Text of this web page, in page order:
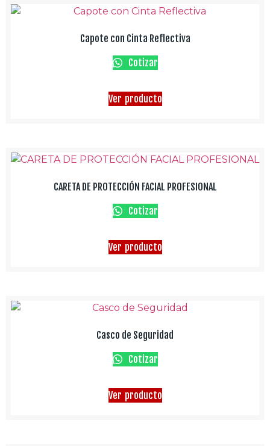
Capote con Cinta Reflectiva
Cotizar
Ver producto
CARETA DE PROTECCIÓN FACIAL PROFESIONAL
Cotizar
Ver producto
Casco de Seguridad
Cotizar
Ver producto